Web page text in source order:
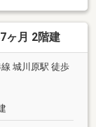
ヶ月 2階建
城川原駅 徒歩